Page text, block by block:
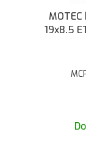
19x8.5